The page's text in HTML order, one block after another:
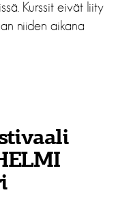
Kurssit eivät liity
niiden aikana